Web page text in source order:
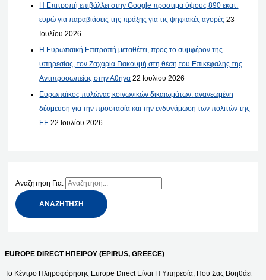
Η Επιτροπή επιβάλλει στην Google πρόστιμα ύψους 890 εκατ.
ευρώ για παραβιάσεις της πράξης για τις ψηφιακές αγορές 23
Ιουλίου 2026
Η Ευρωπαϊκή Επιτροπή μεταθέτει, προς το συμφέρον της
υπηρεσίας, τον Ζαχαρία Γιακουμή στη θέση του Επικεφαλής της
Αντιπροσωπείας στην Αθήνα 22 Ιουλίου 2026
Ευρωπαϊκός πυλώνας κοινωνικών δικαιωμάτων: ανανεωμένη
δέσμευση για την προστασία και την ενδυνάμωση των πολιτών της
ΕΕ 22 Ιουλίου 2026
Αναζήτηση Για:
EUROPE DIRECT ΗΠΕΙΡΟΥ (EPIRUS, GREECE)
Το Κέντρο Πληροφόρησης Europe Direct Είναι Η Υπηρεσία, Που Σας Βοηθάει